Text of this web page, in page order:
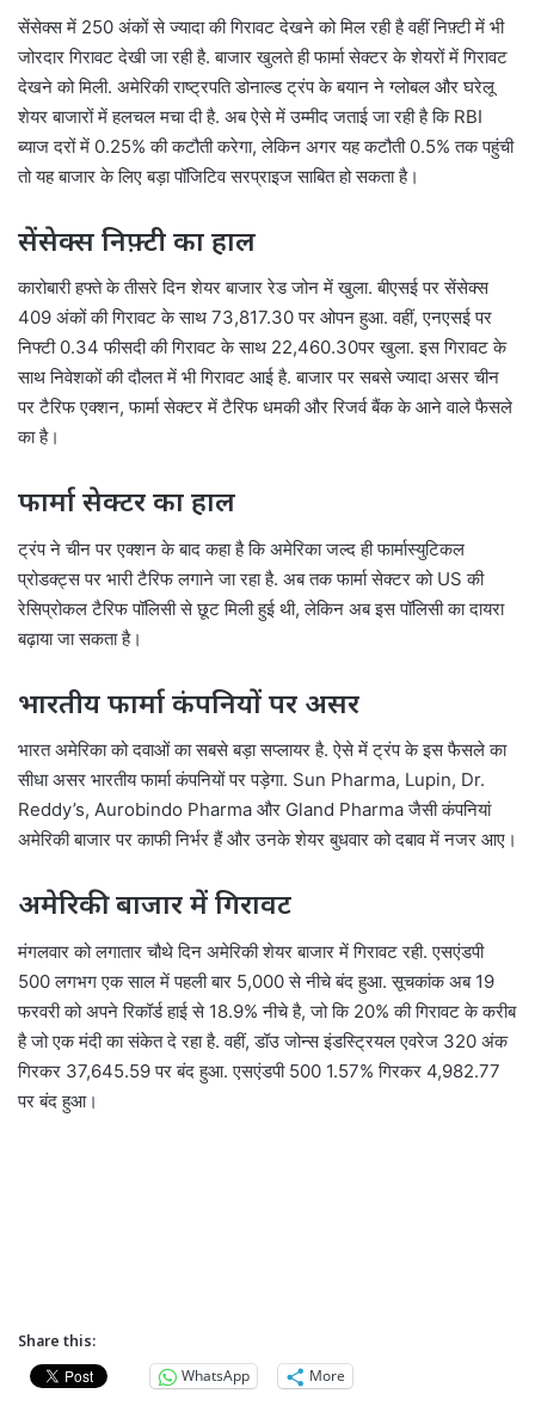
सेंसेक्स में 250 अंकों से ज्यादा की गिरावट देखने को मिल रही है वहीं निफ़्टी में भी
जोरदार गिरावट देखी जा रही है. बाजार खुलते ही फार्मा सेक्टर के शेयरों में गिरावट
देखने को मिली. अमेरिकी राष्ट्रपति डोनाल्ड ट्रंप के बयान ने ग्लोबल और घरेलू
शेयर बाजारों में हलचल मचा दी है. अब ऐसे में उम्मीद जताई जा रही है कि RBI
ब्याज दरों में 0.25% की कटौती करेगा, लेकिन अगर यह कटौती 0.5% तक पहुंची
तो यह बाजार के लिए बड़ा पॉजिटिव सरप्राइज साबित हो सकता है।
सेंसेक्स निफ़्टी का हाल
कारोबारी हफ्ते के तीसरे दिन शेयर बाजार रेड जोन में खुला. बीएसई पर सेंसेक्स
409 अंकों की गिरावट के साथ 73,817.30 पर ओपन हुआ. वहीं, एनएसई पर
निफ्टी 0.34 फीसदी की गिरावट के साथ 22,460.30पर खुला. इस गिरावट के
साथ निवेशकों की दौलत में भी गिरावट आई है. बाजार पर सबसे ज्यादा असर चीन
पर टैरिफ एक्शन, फार्मा सेक्टर में टैरिफ धमकी और रिजर्व बैंक के आने वाले फैसले
का है।
फार्मा सेक्टर का हाल
ट्रंप ने चीन पर एक्शन के बाद कहा है कि अमेरिका जल्द ही फार्मास्युटिकल
प्रोडक्ट्स पर भारी टैरिफ लगाने जा रहा है. अब तक फार्मा सेक्टर को US की
रेसिप्रोकल टैरिफ पॉलिसी से छूट मिली हुई थी, लेकिन अब इस पॉलिसी का दायरा
बढ़ाया जा सकता है।
भारतीय फार्मा कंपनियों पर असर
भारत अमेरिका को दवाओं का सबसे बड़ा सप्लायर है. ऐसे में ट्रंप के इस फैसले का
सीधा असर भारतीय फार्मा कंपनियों पर पड़ेगा. Sun Pharma, Lupin, Dr.
Reddy’s, Aurobindo Pharma और Gland Pharma जैसी कंपनियां
अमेरिकी बाजार पर काफी निर्भर हैं और उनके शेयर बुधवार को दबाव में नजर आए।
अमेरिकी बाजार में गिरावट
मंगलवार को लगातार चौथे दिन अमेरिकी शेयर बाजार में गिरावट रही. एसएंडपी
500 लगभग एक साल में पहली बार 5,000 से नीचे बंद हुआ. सूचकांक अब 19
फरवरी को अपने रिकॉर्ड हाई से 18.9% नीचे है, जो कि 20% की गिरावट के करीब
है जो एक मंदी का संकेत दे रहा है. वहीं, डॉउ जोन्स इंडस्ट्रियल एवरेज 320 अंक
गिरकर 37,645.59 पर बंद हुआ. एसएंडपी 500 1.57% गिरकर 4,982.77
पर बंद हुआ।
Share this:
WhatsApp
More